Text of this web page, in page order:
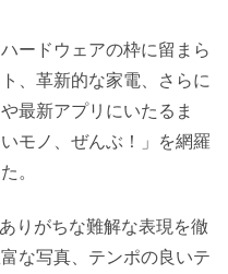
ードウェアの枠に留まら
、革新的な家電、さらに
最新アプリにいたるま
モノ、ぜんぶ！」を網羅
。
りがちな難解な表現を徹
な写真、テンポの良いテ